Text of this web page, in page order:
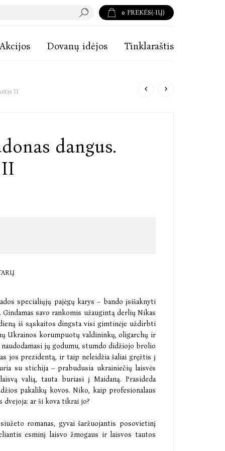
0 PREKĖS(-IŲ)
Akcijos Dovanų idėjos Tinklaraštis
II
dangus.
specialiųjų pajėgų karys – bando įsišaknyti
savo rankomis užaugintą derlių Nikas
iš sąskaitos dingsta visi gimtinėje uždirbti
Ukrainos korumpuotų valdininkų, oligarchų ir
jų godumu, stumdo didžiojo brolio
jos prezidentą, ir taip neleidžia šaliai gręžtis į
su stichija – prabudusia ukrainiečių laisvės
valią, tauta buriasi į Maidaną. Prasideda
pakalikų kovos. Niko, kaip profesionalaus
ar ši kova tikrai jo?
romanas, gyvai šaržuojantis posovietinį
esminį laisvo žmogaus ir laisvos tautos